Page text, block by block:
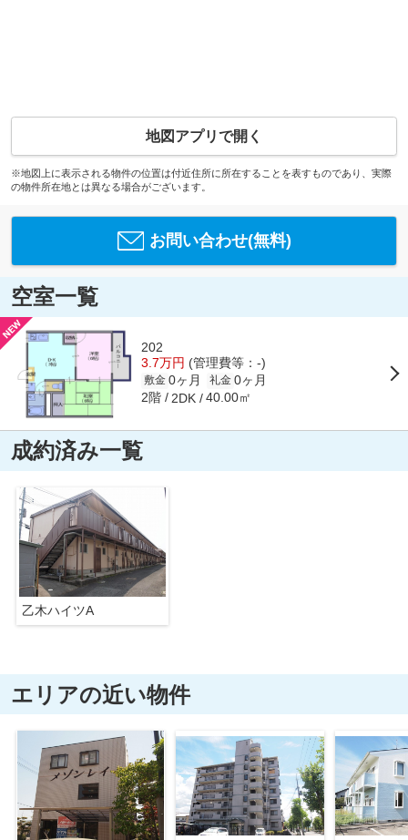
地図アプリで開く
※地図上に表示される物件の位置は付近住所に所在することを表すものであり、実際
の物件所在地とは異なる場合がございます。
お問い合わせ(無料)
空室一覧
202
3.7万円 (管理費等：-)
敷金 0ヶ月 礼金 0ヶ月
2階 2DK 40.00㎡
成約済み一覧
乙木ハイツA
エリアの近い物件